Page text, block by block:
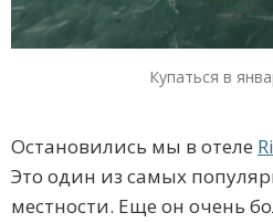
Купаться в
Остановились мы в отеле
Это один из самых
местности. Еще он очень